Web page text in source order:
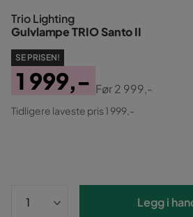
Trio Lighting
Gulvlampe TRIO Santo II
SE PRISEN!
Pris
1 999,-
Original
Før2 999,-
Tidligere laveste pris 1 999,-
Legg i